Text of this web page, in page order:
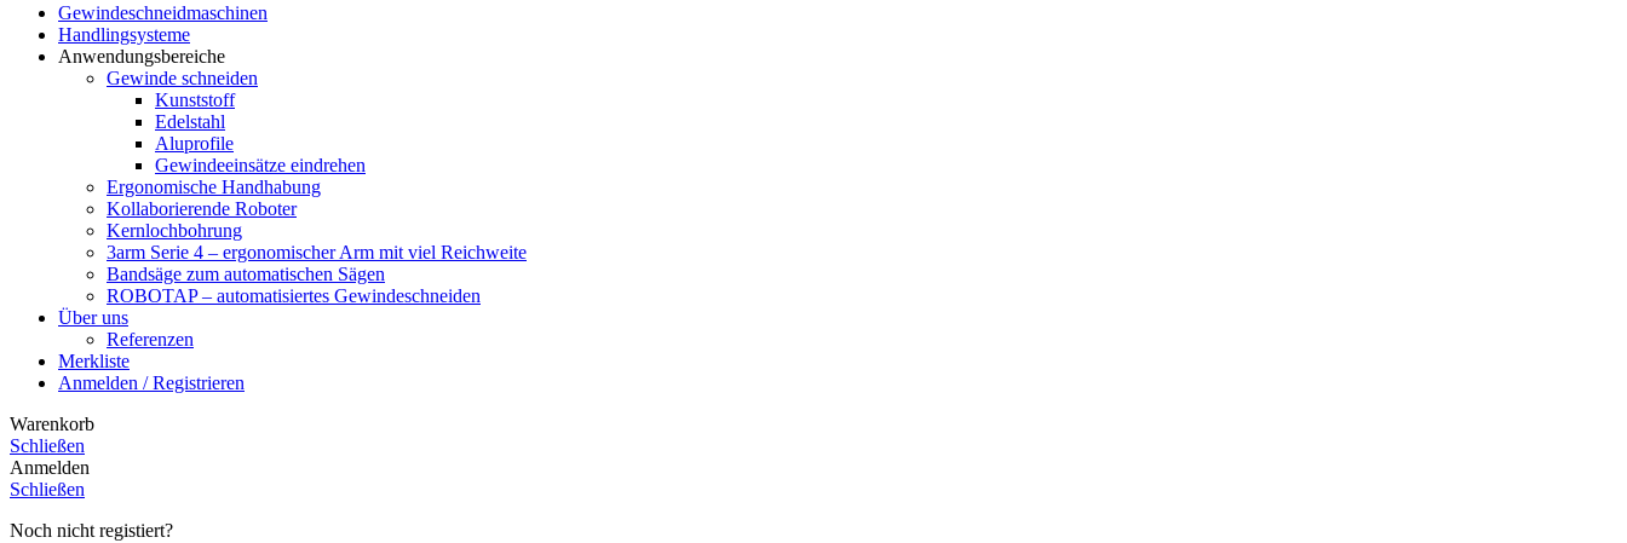
Gewindeschneidmaschinen
Handlingsysteme
Anwendungsbereiche
Gewinde schneiden
Kunststoff
Edelstahl
Aluprofile
Gewindeeinsätze eindrehen
Ergonomische Handhabung
Kollaborierende Roboter
Kernlochbohrung
3arm Serie 4 – ergonomischer Arm mit viel Reichweite
Bandsäge zum automatischen Sägen
ROBOTAP – automatisiertes Gewindeschneiden
Über uns
Referenzen
Merkliste
Anmelden / Registrieren
Warenkorb
Schließen
Anmelden
Schließen
Noch nicht registiert?